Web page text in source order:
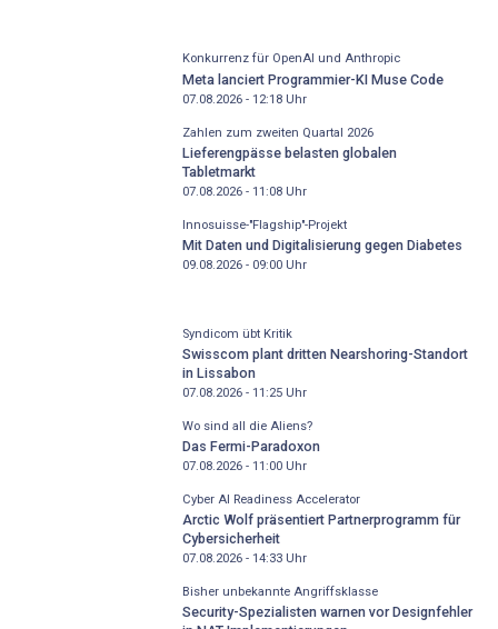
Konkurrenz für OpenAI und Anthropic
Meta lanciert Programmier-KI Muse Code
07.08.2026 - 12:18Uhr
Zahlen zum zweiten Quartal 2026
Lieferengpässe belasten globalen
Tabletmarkt
07.08.2026 - 11:08Uhr
Innosuisse-"Flagship"-Projekt
Mit Daten und Digitalisierung gegen Diabetes
09.08.2026 - 09:00Uhr
Syndicom übt Kritik
Swisscom plant dritten Nearshoring-Standort
in Lissabon
07.08.2026 - 11:25Uhr
Wo sind all die Aliens?
Das Fermi-Paradoxon
07.08.2026 - 11:00Uhr
Cyber AI Readiness Accelerator
Arctic Wolf präsentiert Partnerprogramm für
Cybersicherheit
07.08.2026 - 14:33Uhr
Bisher unbekannte Angriffsklasse
Security-Spezialisten warnen vor Designfehler